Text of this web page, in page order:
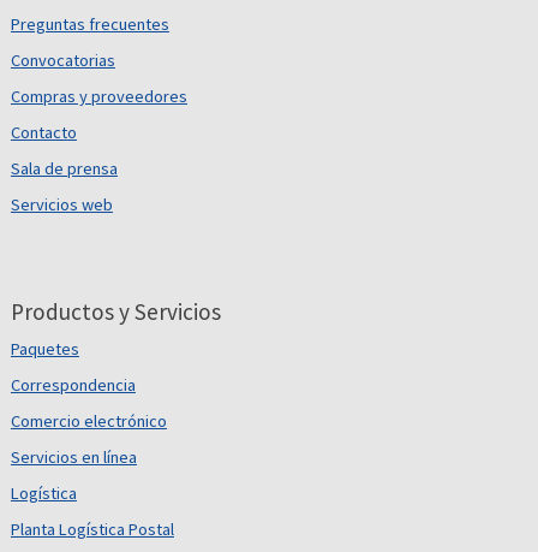
Preguntas frecuentes
Convocatorias
Compras y proveedores
Contacto
Sala de prensa
Servicios web
Productos y Servicios
Paquetes
Correspondencia
Comercio electrónico
Servicios en línea
Logística
Planta Logística Postal